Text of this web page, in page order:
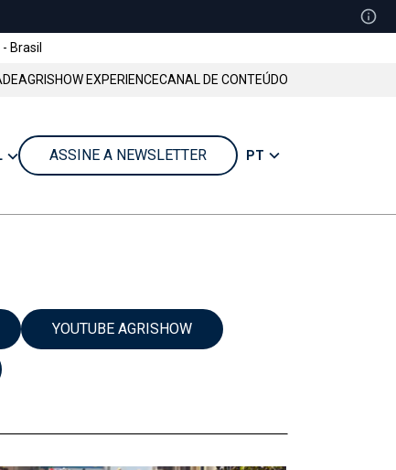
Brasil
AGRISHOW EXPERIENCECANAL DE CONTEÚDO
ASSINE A NEWSLETTER PT
YOUTUBE AGRISHOW